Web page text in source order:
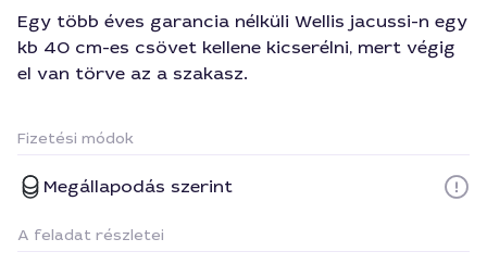
Egy több éves garancia nélküli Wellis jacussi-n egy
kb 40 cm-es csövet kellene kicserélni, mert végig
el van törve az a szakasz.
Fizetési módok
Megállapodás szerint
A feladat részletei